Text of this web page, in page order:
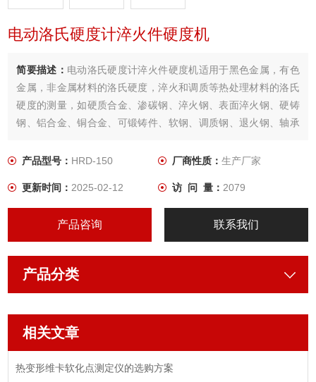
电动洛氏硬度计淬火件硬度机
简要描述： 电动洛氏硬度计淬火件硬度机适用于黑色金属，有色
金属，非金属材料的洛氏硬度，淬火和调质等热处理材料的洛氏
硬度的测量，如硬质合金、渗碳钢、淬火钢、表面淬火钢、硬铸
钢、铝合金、铜合金、可锻铸件、软钢、调质钢、退火钢、轴承
产品型号： HRD-150 厂商性质： 生产厂家
更新时间：2025-02-12 访 问 量： 2079
产品咨询 联系我们
产品分类
相关文章
热变形维卡软化点测定仪的选购方案